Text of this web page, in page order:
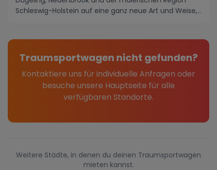
Schleswig-Holstein auf eine ganz neue Art und Weise,
Traumsportwagen nicht gefunden?
Kontaktiere uns für individuelle Anfragen oder
besuche unsere Hauptseite für alle
verfügbaren Standorte.
Weitere Städte, in denen du deinen Traumsportwagen
mieten kannst.